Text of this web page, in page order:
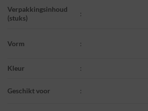
Verpakkingsinhoud
(stuks)
:
Vorm :
Kleur :
Geschikt voor :